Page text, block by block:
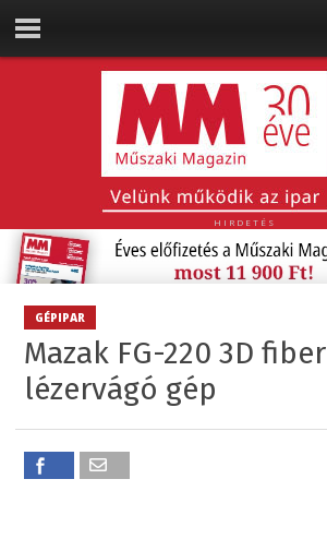
HIRDETÉS
GÉPIPAR
Mazak FG-220 3D fiber
lézervágó gép